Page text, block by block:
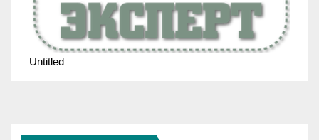
Untitled